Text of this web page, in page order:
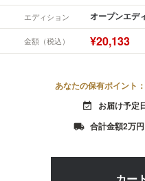
エディション オープンエデ
金額（税込） ¥20,133
あなたの保有ポイント
event_available お届け予定
local_shipping 合計金額2万